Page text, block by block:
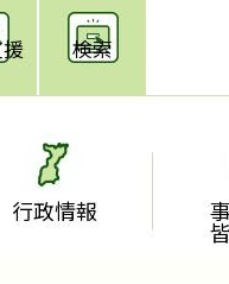
検索
行政情報